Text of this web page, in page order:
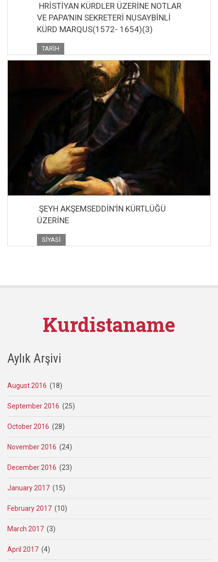
HRİSTİYAN KÜRDLER ÜZERİNE NOTLAR
VE PAPA’NIN SEKRETERİ NUSAYBİNLİ
KÜRD MARQUS(1572- 1654)(3)
TARIH
ŞEYH AKŞEMSEDDİN'İN KÜRTLÜĞÜ
ÜZERİNE
SIYASI
Kurdistaname
Aylık Arşivi
August 2016 (18)
September 2016 (25)
October 2016 (28)
November 2016 (24)
December 2016 (23)
January 2017 (15)
February 2017 (10)
March 2017 (3)
April 2017 (4)